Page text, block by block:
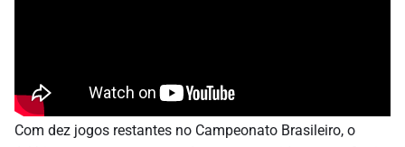
Com dez jogos restantes no Campeonato Brasileiro, o